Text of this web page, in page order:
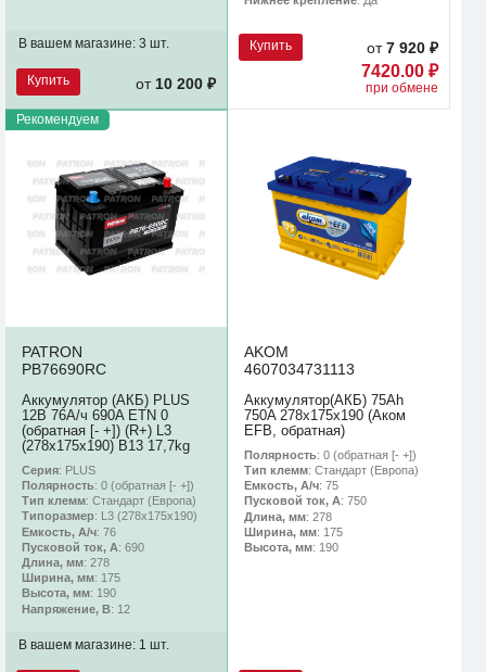
В вашем магазине: 3 шт.
Купить от 10 200 ₽
Купить от7 920 ₽
7420.00 ₽
при обмене
Рекомендуем
PATRON
PB76690RC
Аккумулятор (АКБ) PLUS
12В 76А/ч 690A ETN 0
(обратная [- +]) (R+) L3
(278х175х190) B13 17,7kg
Серия: PLUS
Полярность: 0 (обратная [- +])
Тип клемм: Стандарт (Европа)
Типоразмер: L3 (278х175х190)
Емкость, А/ч: 76
Пусковой ток, А: 690
Длина, мм: 278
Ширина, мм: 175
Высота, мм: 190
Напряжение, В: 12
В вашем магазине: 1 шт.
AKOM
4607034731113
Аккумулятор(АКБ) 75Ah
750A 278х175х190 (Аком
EFB, обратная)
Полярность: 0 (обратная [- +])
Тип клемм: Стандарт (Европа)
Емкость, А/ч: 75
Пусковой ток, А: 750
Длина, мм: 278
Ширина, мм: 175
Высота, мм: 190